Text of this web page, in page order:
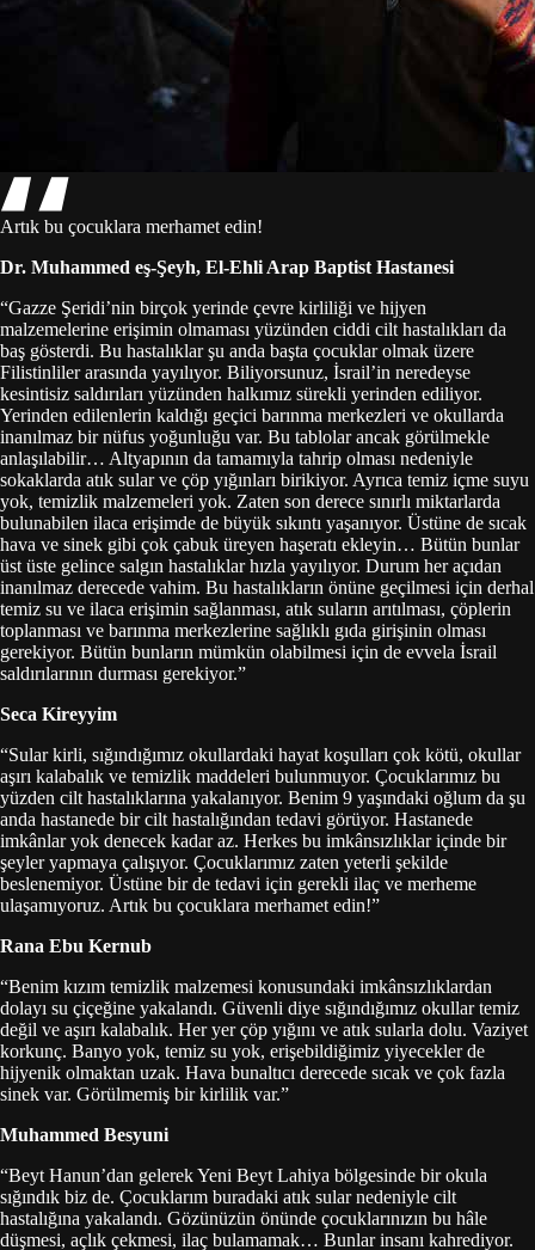
Artık bu çocuklara merhamet edin!
Dr. Muhammed eş-Şeyh, El-Ehli Arap Baptist Hastanesi
“Gazze Şeridi’nin birçok yerinde çevre kirliliği ve hijyen
malzemelerine erişimin olmaması yüzünden ciddi cilt hastalıkları da
baş gösterdi. Bu hastalıklar şu anda başta çocuklar olmak üzere
Filistinliler arasında yayılıyor. Biliyorsunuz, İsrail’in neredeyse
kesintisiz saldırıları yüzünden halkımız sürekli yerinden ediliyor.
Yerinden edilenlerin kaldığı geçici barınma merkezleri ve okullarda
inanılmaz bir nüfus yoğunluğu var. Bu tablolar ancak görülmekle
anlaşılabilir… Altyapının da tamamıyla tahrip olması nedeniyle
sokaklarda atık sular ve çöp yığınları birikiyor. Ayrıca temiz içme suyu
yok, temizlik malzemeleri yok. Zaten son derece sınırlı miktarlarda
bulunabilen ilaca erişimde de büyük sıkıntı yaşanıyor. Üstüne de sıcak
hava ve sinek gibi çok çabuk üreyen haşeratı ekleyin… Bütün bunlar
üst üste gelince salgın hastalıklar hızla yayılıyor. Durum her açıdan
inanılmaz derecede vahim. Bu hastalıkların önüne geçilmesi için derhal
temiz su ve ilaca erişimin sağlanması, atık suların arıtılması, çöplerin
toplanması ve barınma merkezlerine sağlıklı gıda girişinin olması
gerekiyor. Bütün bunların mümkün olabilmesi için de evvela İsrail
saldırılarının durması gerekiyor.”
Seca Kireyyim
“Sular kirli, sığındığımız okullardaki hayat koşulları çok kötü, okullar
aşırı kalabalık ve temizlik maddeleri bulunmuyor. Çocuklarımız bu
yüzden cilt hastalıklarına yakalanıyor. Benim 9 yaşındaki oğlum da şu
anda hastanede bir cilt hastalığından tedavi görüyor. Hastanede
imkânlar yok denecek kadar az. Herkes bu imkânsızlıklar içinde bir
şeyler yapmaya çalışıyor. Çocuklarımız zaten yeterli şekilde
beslenemiyor. Üstüne bir de tedavi için gerekli ilaç ve merheme
ulaşamıyoruz. Artık bu çocuklara merhamet edin!”
Rana Ebu Kernub
“Benim kızım temizlik malzemesi konusundaki imkânsızlıklardan
dolayı su çiçeğine yakalandı. Güvenli diye sığındığımız okullar temiz
değil ve aşırı kalabalık. Her yer çöp yığını ve atık sularla dolu. Vaziyet
korkunç. Banyo yok, temiz su yok, erişebildiğimiz yiyecekler de
hijyenik olmaktan uzak. Hava bunaltıcı derecede sıcak ve çok fazla
sinek var. Görülmemiş bir kirlilik var.”
Muhammed Besyuni
“Beyt Hanun’dan gelerek Yeni Beyt Lahiya bölgesinde bir okula
sığındık biz de. Çocuklarım buradaki atık sular nedeniyle cilt
hastalığına yakalandı. Gözünüzün önünde çocuklarınızın bu hâle
düşmesi, açlık çekmesi, ilaç bulamamak… Bunlar insanı kahrediyor.